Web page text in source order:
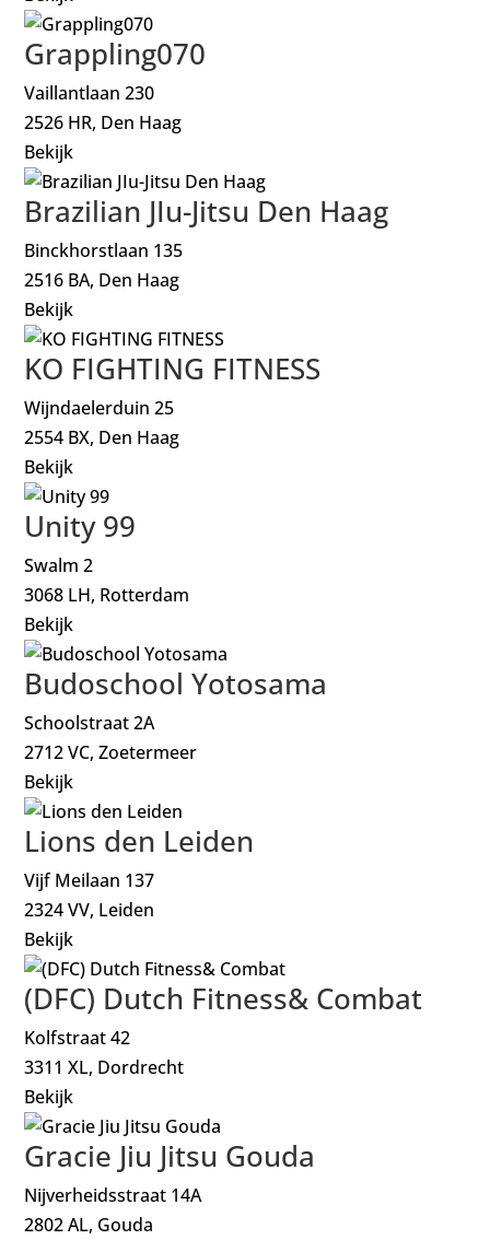
Grappling070
Vaillantlaan 230
2526 HR, Den Haag
Bekijk
Brazilian JIu-Jitsu Den Haag
Binckhorstlaan 135
2516 BA, Den Haag
Bekijk
KO FIGHTING FITNESS
Wijndaelerduin 25
2554 BX, Den Haag
Bekijk
Unity 99
Swalm 2
3068 LH, Rotterdam
Bekijk
Budoschool Yotosama
Schoolstraat 2A
2712 VC, Zoetermeer
Bekijk
Lions den Leiden
Vijf Meilaan 137
2324 VV, Leiden
Bekijk
(DFC) Dutch Fitness& Combat
Kolfstraat 42
3311 XL, Dordrecht
Bekijk
Gracie Jiu Jitsu Gouda
Nijverheidsstraat 14A
2802 AL, Gouda